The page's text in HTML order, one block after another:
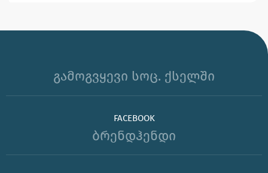
გამოგვყევი სოც. ქსელში
FACEBOOK
ბრენდჰენდი